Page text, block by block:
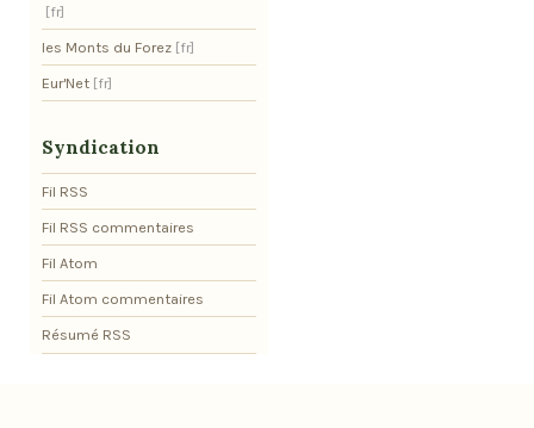
les Monts du Forez
Eur'Net
Syndication
Fil RSS
Fil RSS commentaires
Fil Atom
Fil Atom commentaires
Résumé RSS